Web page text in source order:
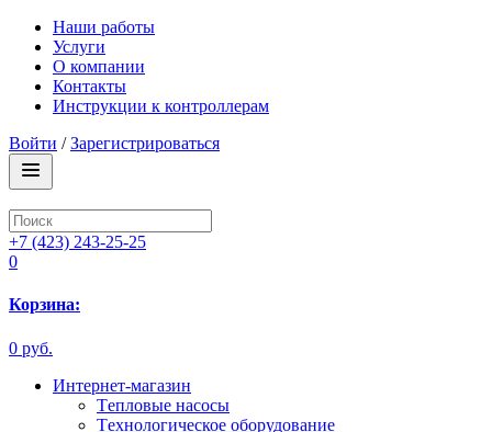
Наши работы
Услуги
О компании
Контакты
Инструкции к контроллерам
Войти /Зарегистрироваться
+7 (423) 243-25-25
0
Корзина:
0 руб.
Интернет-магазин
Tепловые насосы
Tехнологическое оборудование